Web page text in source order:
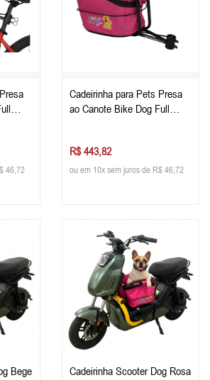
46,72
Cadeirinha para Pets Presa
ao Canote Bike Dog Full
R$ 443,82
ou em 10x sem juros de R$ 46,72
Bege
Cadeirinha Scooter Dog Rosa